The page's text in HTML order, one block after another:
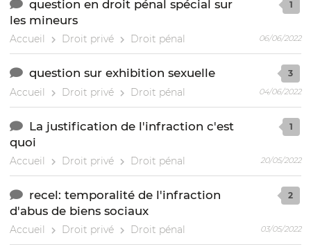
question en droit pénal spécial sur
les mineurs
Accueil Droit privé Droit pénal
1
06/06/2022
question sur exhibition sexuelle
Accueil Droit privé Droit pénal
3
04/06/2022
La justification de l'infraction c'est
quoi
Accueil Droit privé Droit pénal
1
20/05/2022
recel: temporalité de l'infraction
d'abus de biens sociaux
Accueil Droit privé Droit pénal
2
03/05/2022